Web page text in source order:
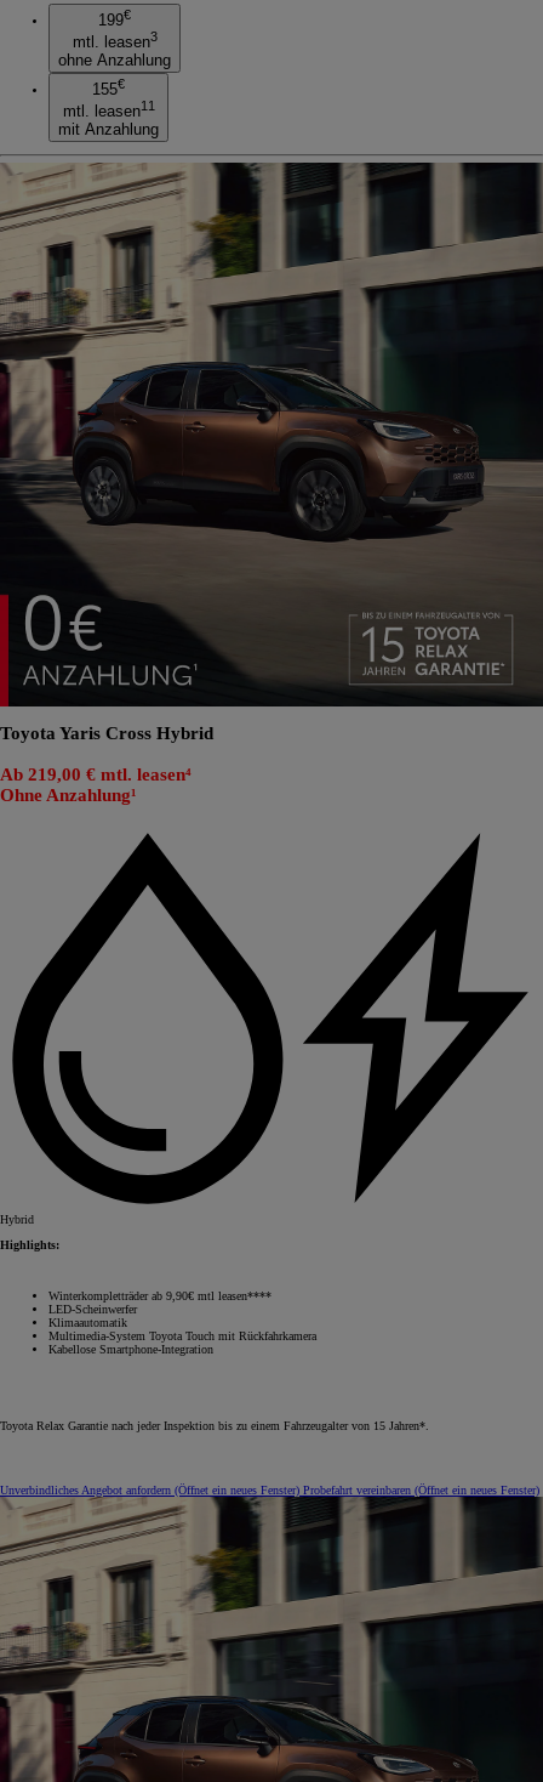
199€
mtl. leasen3
ohne Anzahlung
155€
mtl. leasen11
mit Anzahlung
Toyota Yaris Cross Hybrid
Ab 219,00 € mtl. leasen⁴
Ohne Anzahlung¹
Hybrid
Highlights:
Winterkompletträder ab 9,90€ mtl leasen****
LED-Scheinwerfer
Klimaautomatik
Multimedia-System Toyota Touch mit Rückfahrkamera
Kabellose Smartphone-Integration
Toyota Relax Garantie nach jeder Inspektion bis zu einem Fahrzeugalter von 15 Jahren*.
Unverbindliches Angebot anfordern (Öffnet ein neues Fenster) Probefahrt vereinbaren (Öffnet ein neues Fenster)